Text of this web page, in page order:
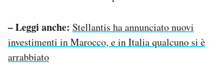
– Leggi anche: Stellantis ha annunciato nuovi
investimenti in Marocco, e in Italia qualcuno si è
arrabbiato